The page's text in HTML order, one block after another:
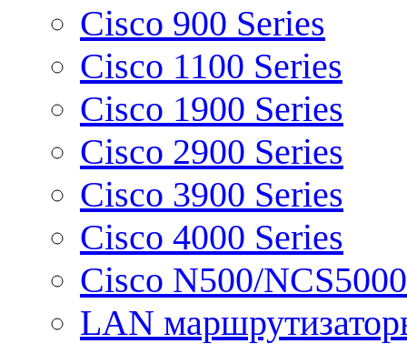
Cisco 900 Series
Cisco 1100 Series
Cisco 1900 Series
Cisco 2900 Series
Cisco 3900 Series
Cisco 4000 Series
Cisco N500/
LAN